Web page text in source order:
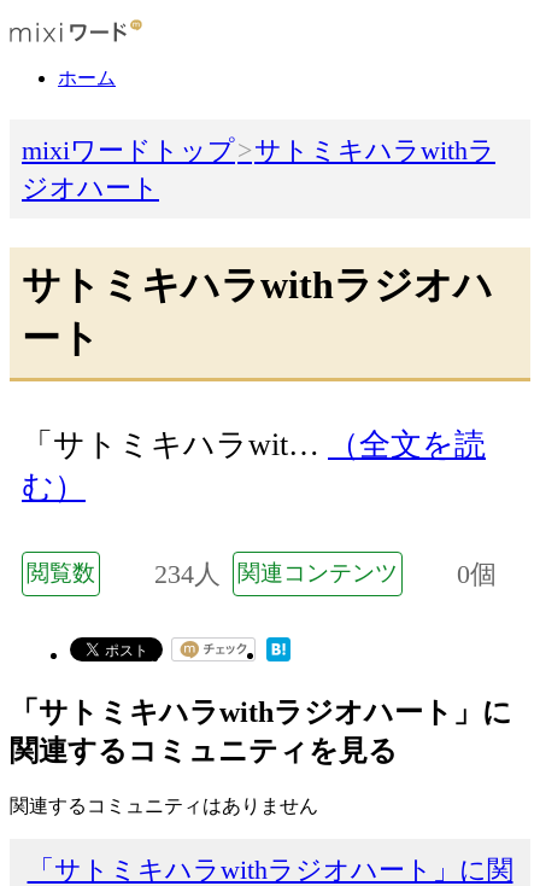
ホーム
mixiワードトップ
サトミキハラwithラ
ジオハート
サトミキハラwithラジオハ
ート
「サトミキハラwit…
（全文を読
む）
閲覧数 234人 関連コンテンツ 0個
「サトミキハラwithラジオハート」に
関連するコミュニティを見る
関連するコミュニティはありません
「サトミキハラwithラジオハート」に関